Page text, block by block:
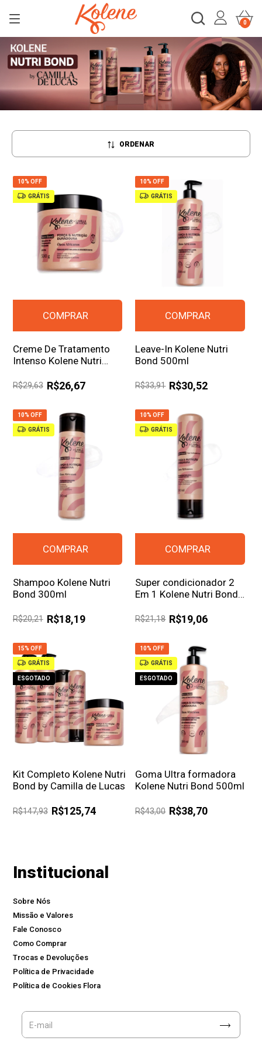
0
ORDENAR
GRÁTIS
Creme De Tratamento
Intenso Kolene Nutri
10% OFF
R$26,67
R$29,63
GRÁTIS
Leave-In Kolene Nutri
Bond 500ml
10% OFF
R$30,52
R$33,91
GRÁTIS
Shampoo Kolene Nutri
Bond 300ml
10% OFF
R$18,19
R$20,21
GRÁTIS
Super condicionador 2
Em 1 Kolene Nutri Bond
10% OFF
R$19,06
R$21,18
GRÁTIS
ESGOTADO
Kit Completo Kolene Nutri
Bond by Camilla de Lucas
15% OFF
R$125,74
R$147,93
GRÁTIS
ESGOTADO
Goma Ultra formadora
Kolene Nutri Bond 500ml
10% OFF
R$38,70
R$43,00
Institucional
Sobre Nós
Missão e Valores
Fale Conosco
Como Comprar
Trocas e Devoluções
Política de Privacidade
Política de Cookies Flora